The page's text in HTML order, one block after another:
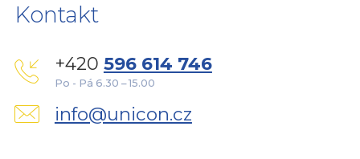
Kontakt
+420 596 614 746
Po - Pá 6.30 – 15.00
info@unicon.cz